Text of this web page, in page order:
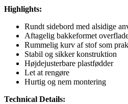
Highlights:
Rundt sidebord med alsidige
Aftagelig bakkeformet
Rummelig kurv af stof som
Stabil og sikker konstruktion
Højdejusterbare plastfødder
Let at rengøre
Hurtig og nem montering
Technical Details: